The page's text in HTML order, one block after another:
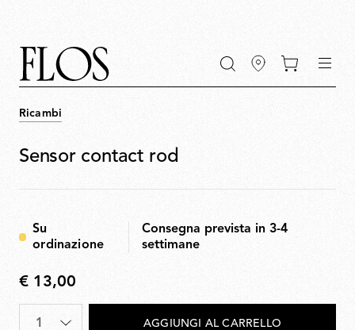
Ricambi
Sensor contact rod
Su
ordinazione
Consegna prevista in 3-4
settimane
€
13,00
€ 13,00
Quantità
AGGIUNGI AL CARRELLO